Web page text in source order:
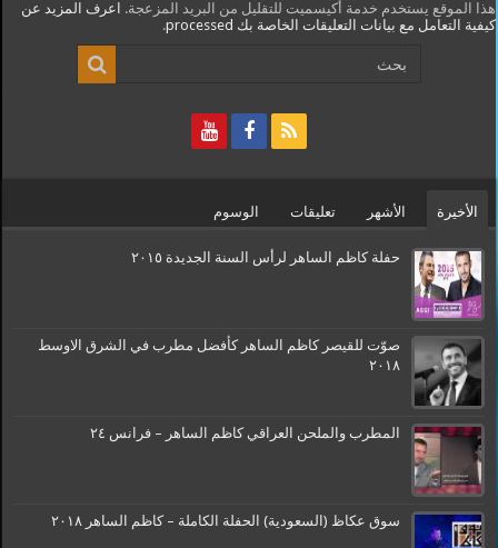
هذا الموقع يستخدم خدمة أكيسميت للتقليل من البريد المزعجة. اعرف المزيد عن
كيفية التعامل مع بيانات التعليقات الخاصة بك processed
.
الأخيرة الأشهر تعليقات الوسوم
حفلة كاظم الساهر لرأس السنة الجديدة ٢٠١٥
صوّت للقيصر كاظم الساهر كأفضل مطرب في الشرق الاوسط
٢٠١٨
المطرب والملحن العراقي كاظم الساهر – فرانس ٢٤
سوق عكاظ (السعودية) الحفلة الكاملة – كاظم الساهر ٢٠١٨